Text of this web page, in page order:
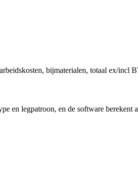
bijmaterialen, totaal ex/incl
en legpatroon, en de software berekent